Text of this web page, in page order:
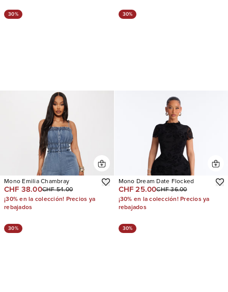
30%
Mono Emilia Chambray
CHF 38.00CHF 54.00
¡30% en la colección! Precios ya
rebajados
30%
Mono Dream Date Flocked
CHF 25.00CHF 36.00
¡30% en la colección! Precios ya
rebajados
30% 30%